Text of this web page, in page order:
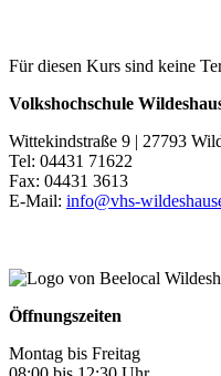
Für diesen Kurs sind keine
Volkshochschule
Wittekindstraße 9 | 27793
Tel: 04431 71622
Fax: 04431 3613
E-Mail: info@vhs-
Öffnungszeiten
Montag bis Freitag